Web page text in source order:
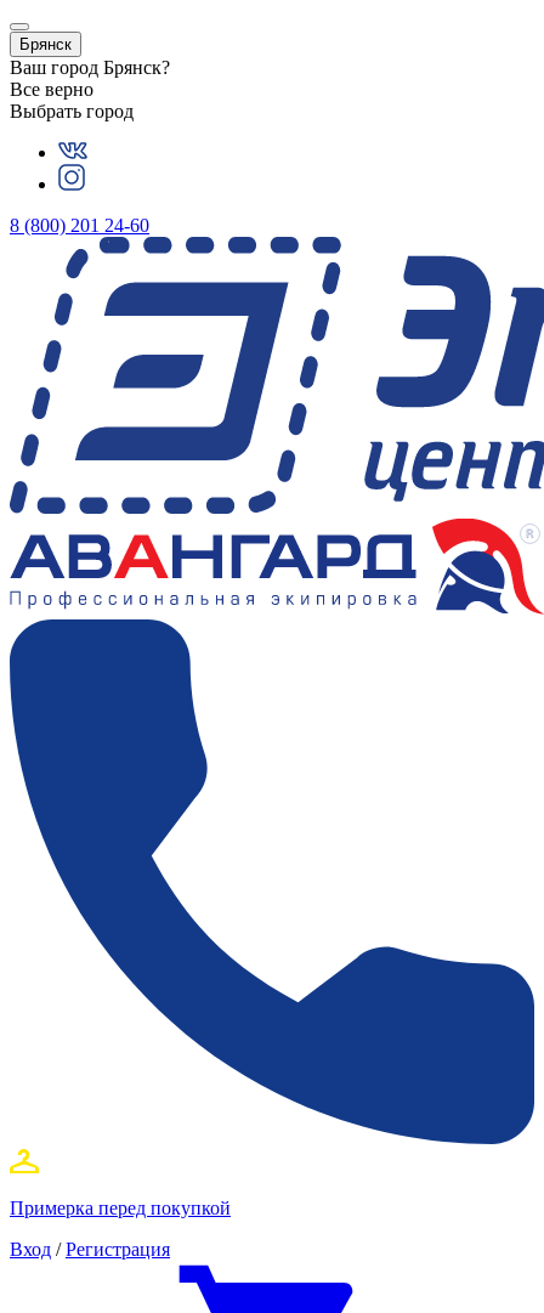
Брянск
Ваш город Брянск?
Все верно
Выбрать город
8 (800) 201 24-60
Примерка перед покупкой
Вход / Регистрация